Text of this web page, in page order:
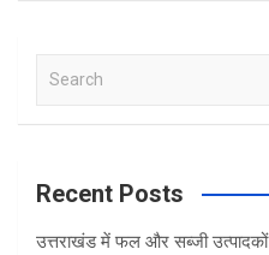
a
c
Recent Posts
उत्तराखंड में फल और सब्जी